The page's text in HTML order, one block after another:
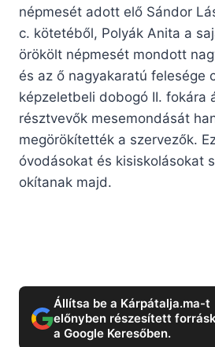
népmesét adott elő Sándor
c. kötetéből, Polyák Anita a
örökölt népmesét mondott
és az ő nagyakaratú felesége
képzeletbeli dobogó II. fokára
résztvevők mesemondását
megörökítették a szervezők.
óvodásokat és kisiskolásokat
okítanak majd.
Állítsa be a Kárpátalja.ma-t
előnyben részesített
a Google Keresőben.